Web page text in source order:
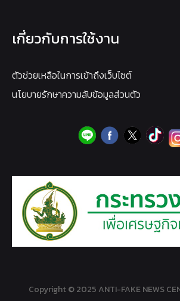
เกี่ยวกับการใช้งาน
ตัวช่วยเหลือในการเข้าถึงเว็บไซต์
นโยบายรักษาความลับข้อมูลส่วนตัว
Copyright © 2025 ANTI-FAKE NEWS